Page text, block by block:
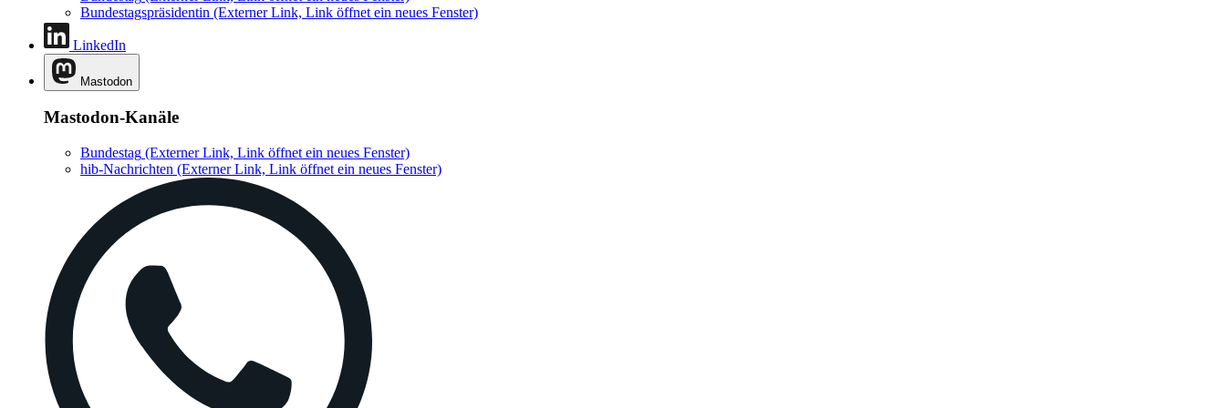
Bundestagspräsidentin (Externer Link, Link öffnet ein neues Fenster)
LinkedIn
Mastodon
Mastodon-Kanäle
Bundestag (Externer Link, Link öffnet ein neues Fenster)
hib-Nachrichten (Externer Link, Link öffnet ein neues Fenster)